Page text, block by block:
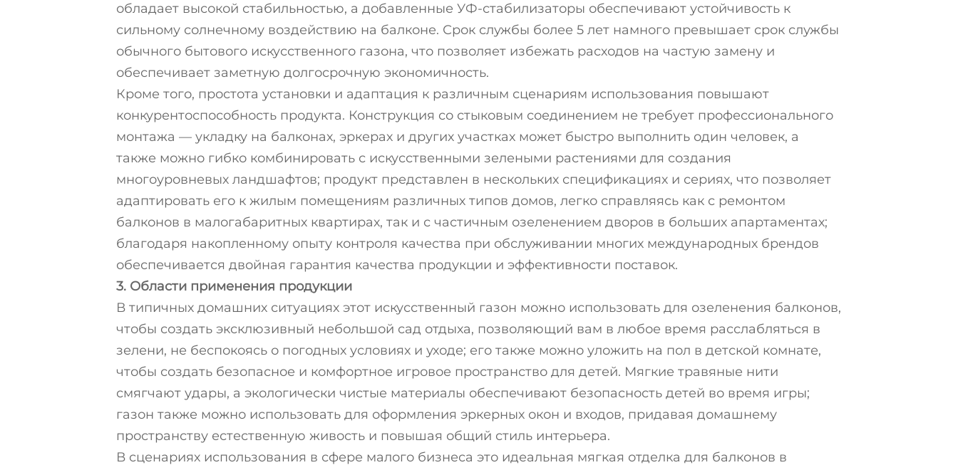
обладает высокой стабильностью, а добавленные УФ-стабилизаторы обеспечивают устойчивость к
сильному солнечному воздействию на балконе. Срок службы более 5 лет намного превышает срок службы
обычного бытового искусственного газона, что позволяет избежать расходов на частую замену и
обеспечивает заметную долгосрочную экономичность.
Кроме того, простота установки и адаптация к различным сценариям использования повышают
конкурентоспособность продукта. Конструкция со стыковым соединением не требует профессионального
монтажа — укладку на балконах, эркерах и других участках может быстро выполнить один человек, а
также можно гибко комбинировать с искусственными зелеными растениями для создания
многоуровневых ландшафтов; продукт представлен в нескольких спецификациях и сериях, что позволяет
адаптировать его к жилым помещениям различных типов домов, легко справляясь как с ремонтом
балконов в малогабаритных квартирах, так и с частичным озеленением дворов в больших апартаментах;
благодаря накопленному опыту контроля качества при обслуживании многих международных брендов
обеспечивается двойная гарантия качества продукции и эффективности поставок.
3. Области применения продукции
В типичных домашних ситуациях этот искусственный газон можно использовать для озеленения балконов,
чтобы создать эксклюзивный небольшой сад отдыха, позволяющий вам в любое время расслабляться в
зелени, не беспокоясь о погодных условиях и уходе; его также можно уложить на пол в детской комнате,
чтобы создать безопасное и комфортное игровое пространство для детей. Мягкие травяные нити
смягчают удары, а экологически чистые материалы обеспечивают безопасность детей во время игры;
газон также можно использовать для оформления эркерных окон и входов, придавая домашнему
пространству естественную живость и повышая общий стиль интерьера.
В сценариях использования в сфере малого бизнеса это идеальная мягкая отделка для балконов в